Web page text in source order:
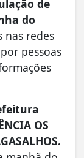
de
do
nas redes
pessoas
OS